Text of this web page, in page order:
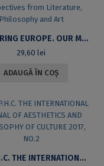
BORDERING EUROPE. OUR MARGINALS: OLD AND NEW. PERSPECTIVES FROM LITERATURE, PHILOSOPHY AND ART
29,60lei
ADAUGĂ ÎN COȘ
I.J.A.P.H.C. THE INTERNATIONAL JOURNAL OF AESTHETICS AND PHILOSOPHY OF CULTURE 2017, NO.2